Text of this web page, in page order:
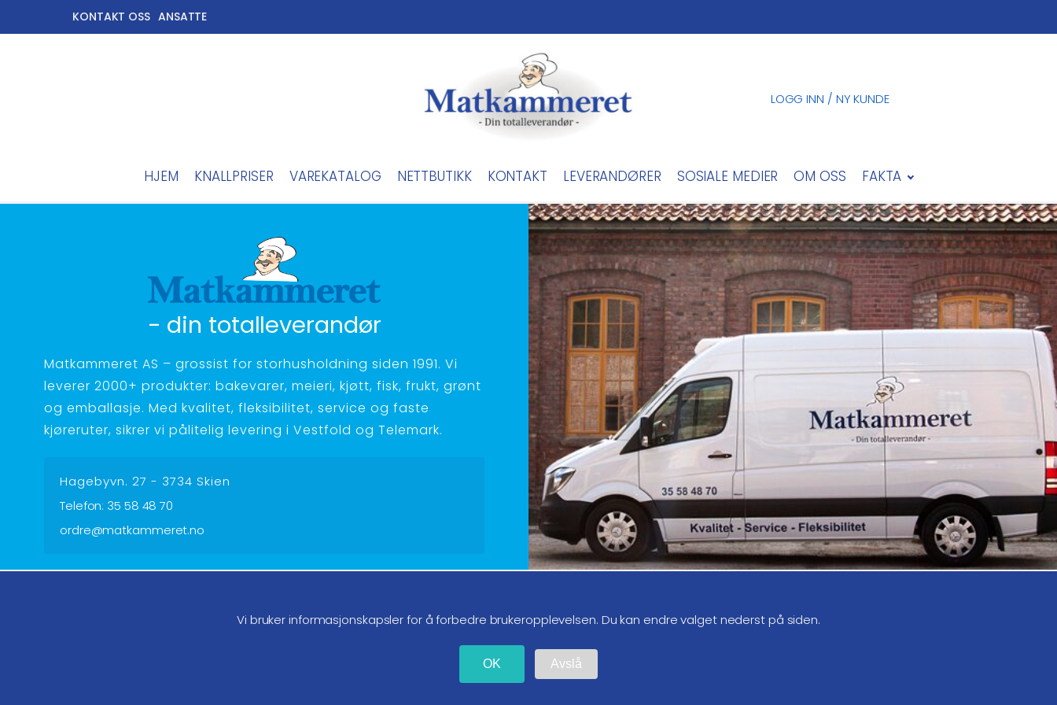
KONTAKT OSS ANSATTE
LOGG INN / NY KUNDE
HJEM KNALLPRISER VAREKATALOG NETTBUTIKK KONTAKT LEVERANDØRER SOSIALE MEDIER OM OSS FAKTA
- din totalleverandør
Matkammeret AS – grossist for storhusholdning siden 1991. Vi
leverer 2000+ produkter: bakevarer, meieri, kjøtt, fisk, frukt, grønt
og emballasje. Med kvalitet, fleksibilitet, service og faste
kjøreruter, sikrer vi pålitelig levering i Vestfold og Telemark.
Hagebyvn. 27 - 3734 Skien
Telefon: 35 58 48 70
ordre@matkammeret.no
Vi bruker informasjonskapsler for å forbedre brukeropplevelsen. Du kan endre valget nederst på siden.
OK Avslå